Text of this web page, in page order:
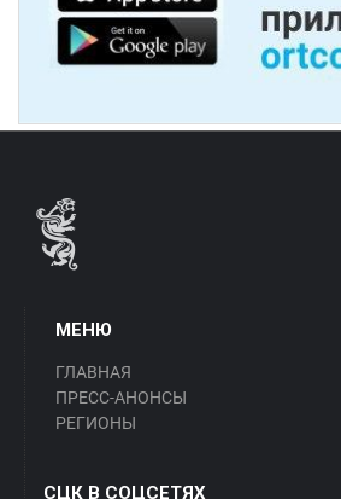
МЕНЮ
ГЛАВНАЯ
ПРЕСС-АНОНСЫ
РЕГИОНЫ
СЦК В СОЦСЕТЯХ